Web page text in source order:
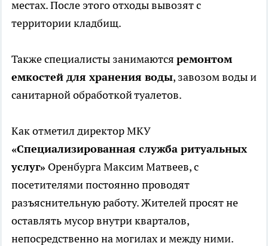
местах. После этого отходы вывозят с
территории кладбищ.
Также специалисты занимаются ремонтом
емкостей для хранения воды, завозом воды и
санитарной обработкой туалетов.
Как отметил директор МКУ
«Специализированная служба ритуальных
услуг» Оренбурга Максим Матвеев, с
посетителями постоянно проводят
разъяснительную работу. Жителей просят не
оставлять мусор внутри кварталов,
непосредственно на могилах и между ними.